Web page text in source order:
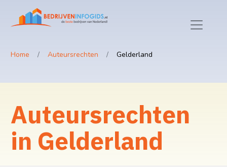
Home Auteursrechten Gelderland
Auteursrechten
in Gelderland